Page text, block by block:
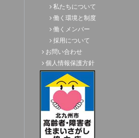
私たちについて
働く環境と制度
働くメンバー
採用について
お問い合わせ
個人情報保護方針